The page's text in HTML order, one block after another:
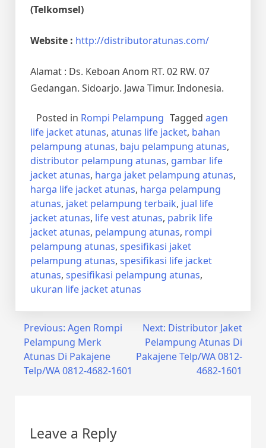
(Telkomsel)
Website : http://distributoratunas.com/
Alamat : Ds. Keboan Anom RT. 02 RW. 07
Gedangan. Sidoarjo. Jawa Timur. Indonesia.
Posted in Rompi Pelampung Tagged agen
life jacket atunas, atunas life jacket, bahan
pelampung atunas, baju pelampung atunas,
distributor pelampung atunas, gambar life
jacket atunas, harga jaket pelampung atunas,
harga life jacket atunas, harga pelampung
atunas, jaket pelampung terbaik, jual life
jacket atunas, life vest atunas, pabrik life
jacket atunas, pelampung atunas, rompi
pelampung atunas, spesifikasi jaket
pelampung atunas, spesifikasi life jacket
atunas, spesifikasi pelampung atunas,
ukuran life jacket atunas
Post
navigation
Previous: Agen Rompi
Pelampung Merk
Atunas Di Pakajene
Telp/WA 0812-4682-1601
Next: Distributor Jaket
Pelampung Atunas Di
Pakajene Telp/WA 0812-
4682-1601
Leave a Reply